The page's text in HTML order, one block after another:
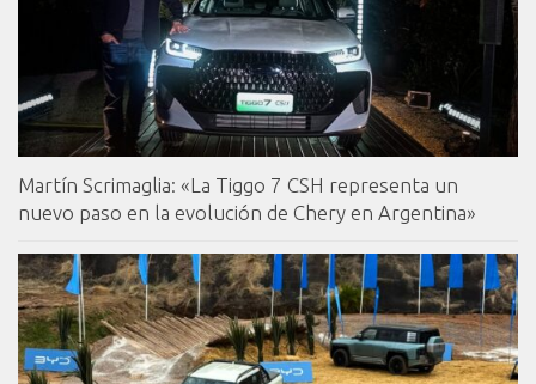
Martín Scrimaglia: «La Tiggo 7 CSH representa un
nuevo paso en la evolución de Chery en Argentina»